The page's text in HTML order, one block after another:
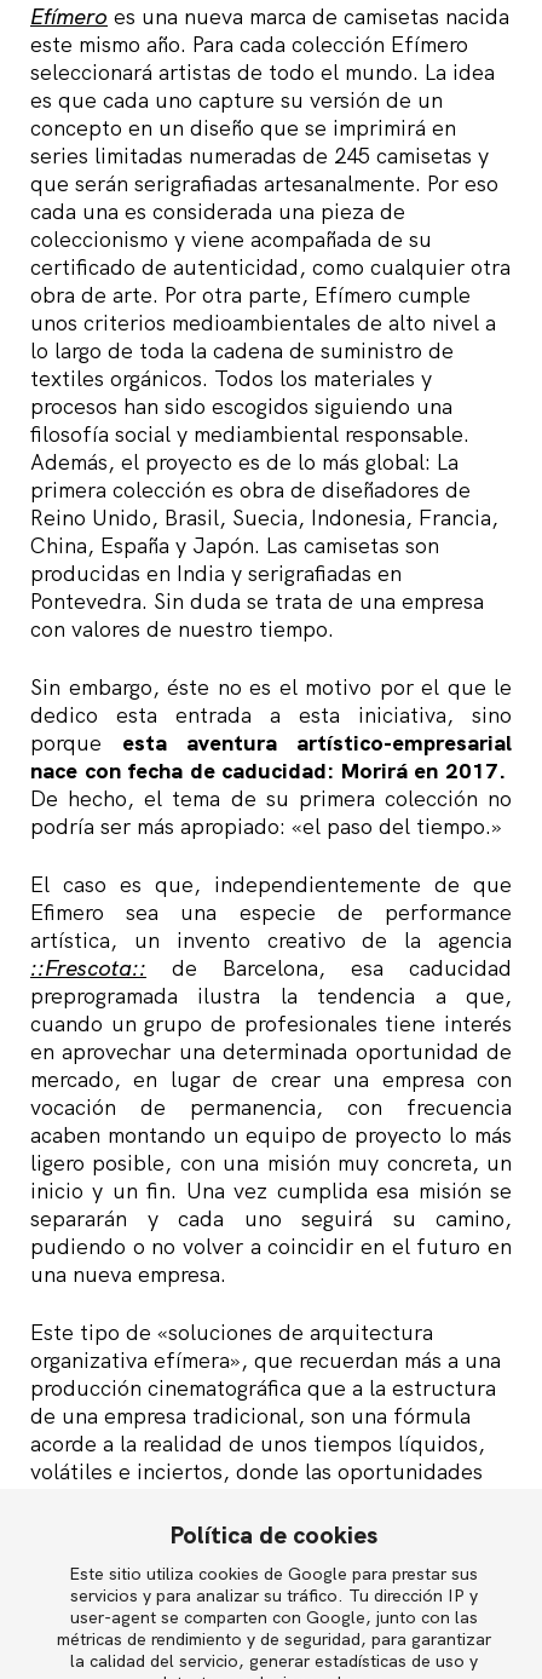
English
Política de privacidad
Efímero es una nueva marca de camisetas nacida
este mismo año. Para cada colección Efímero
seleccionará artistas de todo el mundo. La idea
es que cada uno capture su versión de un
concepto en un diseño que se imprimirá en
series limitadas numeradas de 245 camisetas y
que serán serigrafiadas artesanalmente. Por eso
cada una es considerada una pieza de
coleccionismo y viene acompañada de su
certificado de autenticidad, como cualquier otra
obra de arte. Por otra parte, Efímero cumple
unos criterios medioambientales de alto nivel a
lo largo de toda la cadena de suministro de
textiles orgánicos. Todos los materiales y
procesos han sido escogidos siguiendo una
filosofía social y mediambiental responsable.
Además, el proyecto es de lo más global: La
primera colección es obra de diseñadores de
Reino Unido, Brasil, Suecia, Indonesia, Francia,
China, España y Japón. Las camisetas son
producidas en India y serigrafiadas en
Pontevedra. Sin duda se trata de una empresa
con valores de nuestro tiempo.
Sin embargo, éste no es el motivo por el que le
dedico esta entrada a esta iniciativa, sino
porque esta aventura artístico-empresarial
nace con fecha de caducidad: Morirá en 2017.
De hecho, el tema de su primera colección no
podría ser más apropiado: «el paso del tiempo.»
El caso es que, independientemente de que
Efimero sea una especie de performance
artística, un invento creativo de la agencia
::Frescota:: de Barcelona, esa caducidad
preprogramada ilustra la tendencia a que,
cuando un grupo de profesionales tiene interés
en aprovechar una determinada oportunidad de
mercado, en lugar de crear una empresa con
vocación de permanencia, con frecuencia
acaben montando un equipo de proyecto lo más
ligero posible, con una misión muy concreta, un
inicio y un fin. Una vez cumplida esa misión se
separarán y cada uno seguirá su camino,
pudiendo o no volver a coincidir en el futuro en
una nueva empresa.
Este tipo de «soluciones de arquitectura
organizativa efímera», que recuerdan más a una
producción cinematográfica que a la estructura
de una empresa tradicional, son una fórmula
acorde a la realidad de unos tiempos líquidos,
volátiles e inciertos, donde las oportunidades
pero, por contra, no permanecen abiertas
aprovechar esas oportunidades a menudo
requiere de combinaciones de capacidades
humanas muy diversas, que no siempre se
encuentran dentro del perímetro de una misma
Política de cookies
Este sitio utiliza cookies de Google para prestar sus
servicios y para analizar su tráfico. Tu dirección IP y
user-agent se comparten con Google, junto con las
métricas de rendimiento y de seguridad, para garantizar
la calidad del servicio, generar estadísticas de uso y